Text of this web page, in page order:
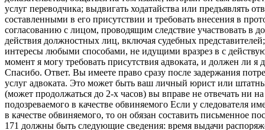
услуг переводчика; выдвигать ходатайства или предъявлять
составленными в его присутствии и требовать внесения в
согласованию с лицом, проводящим следствие участвовать в
действия должностных лиц, включая судебных
интересы любыми способами, не идущими вразрез в с
момент я могу требовать присутствия адвоката, и должен ли я
Спасибо. Ответ. Вы имеете право сразу после задержания
услуг адвоката. Это может быть ваш личный юрист или
(может продолжаться до 2-х часов) вы вправе не отвечать ни
подозреваемого в качестве обвиняемого Если у следователя
в качестве обвиняемого, то он обязан составить письменное
171 должны быть следующие сведения: время выдачи